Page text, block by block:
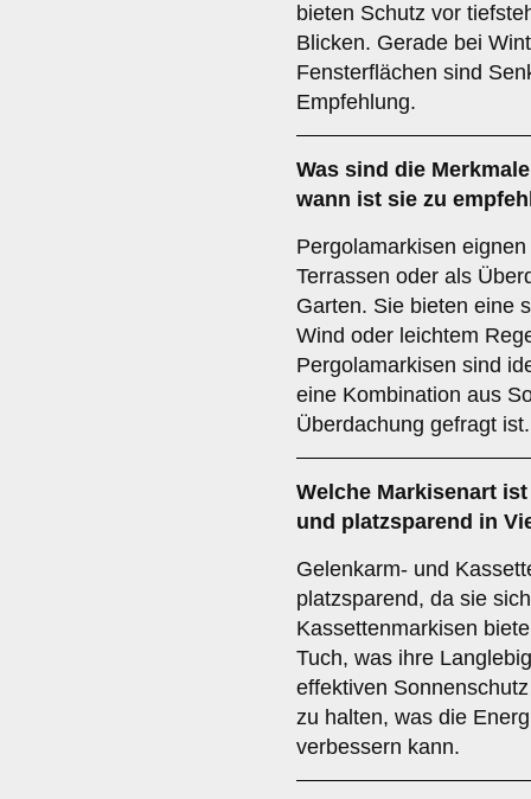
bieten Schutz vor
Blicken. Gerade bei
Fensterflächen sind
Empfehlung.
Was sind die
wann ist sie zu
Pergolamarkisen
Terrassen oder als
Garten. Sie bieten eine
Wind oder leichtem
Pergolamarkisen sind
eine Kombination aus
Überdachung gefragt ist.
Welche Markisenart
und platzsparend in
Gelenkarm- und
platzsparend, da sie
Kassettenmarkisen
Tuch, was ihre
effektiven
zu halten, was die
verbessern kann.